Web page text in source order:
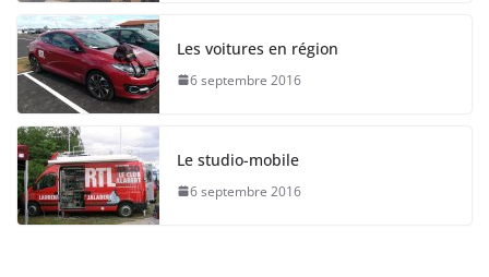
Les voitures en région
6 septembre 2016
Le studio-mobile
6 septembre 2016